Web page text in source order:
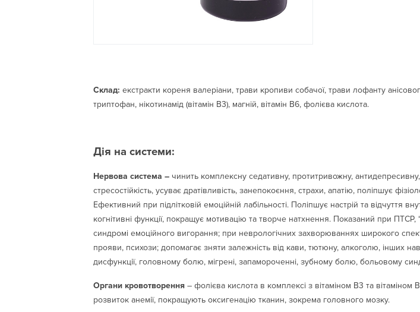
Склад: екстракти кореня валеріани, трави кропиви собачої, трави лофанту
триптофан, нікотинамід (вітамін В3), магній, вітамін В6, фолієва кислота.
Дія на системи:
Нервова система – чинить комплексну седативну, протитривожну,
стресостійкість, усуває дратівливість, занепокоєння, страхи, апатію, поліпшує
Ефективний при підлітковій емоційній лабільності. Поліпшує настрій та відчуття
когнітивні функції, покращує мотивацію та творче натхнення. Показаний при ПТСР,
синдромі емоційного вигорання; при неврологічних захворюваннях широкого
прояви, психози; допомагає зняти залежність від кави, тютюну, алкоголю, інших
дисфункції, головному болю, мігрені, запамороченні, зубному болю, больовому
Органи кровотворення – фолієва кислота в комплексі з вітаміном В3 та
розвиток анемії, покращують оксигенацію тканин, зокрема головного мозку.